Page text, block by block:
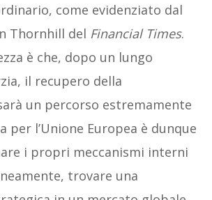
come evidenziato dal
Thornhill del Financial Times.
è che, dopo un lungo
il recupero della
un percorso estremamente
per l’Unione Europea è dunque
i propri meccanismi interni
trovare una